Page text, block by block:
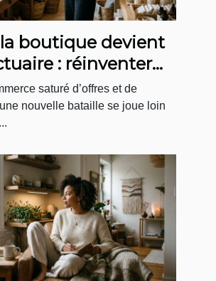
boutique devient
: réinventer
d’achat bien-
saturé d’offres et de
nouvelle bataille se joue loin